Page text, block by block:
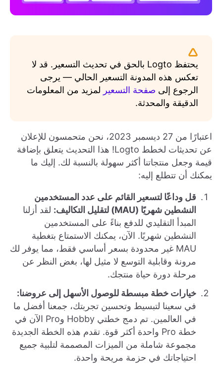
يحتفظ Logto بالحق في تحديث التسعير. قد لا
تعكس هذه المدونة التسعير الحالي — يرجى
الرجوع إلى صفحة التسعير لمزيد من المعلومات
الدقيقة والمحدثة.
اعتبارًا من 27 ديسمبر 2023، نحن متحمسون للإعلان
عن تحديثات لخطط Logto! هذا التحديث يتعلق بإضافة
قيمة وجعل منتجاتنا أكثر سهولة بالنسبة لك. إليك ما
يمكنك أن تتطلع إليه:
قل وداعًا لتسعير القائم على عدد المستخدمين
النشطين شهريًا (MAU) لتقليل التكاليف:
لقد أزلنا
المبدأ التقليدي للدفع بناءً على المستخدمين
النشطين شهريًا. الآن، يمكنك الاستمتاع بتغطية
MAU غير محدودة بسعر أساسي فقط، مما يوفر لك
مرونة وقابلية التوسع لا مثيل لها، بغض النظر عن
مرحلة دورة حياة منتجك.
خيارات خطة مبسطة للوصول الأسهل إلى عروضنا:
في سعينا لتبسيط وتحسين تجربتك، جمعنا أفضل ما
في العالمين. تم دمج خطتي Hobby وPro الآن في
خطة Pro واحدة أكثر قوة. تقدم هذه الخطة الجديدة
مجموعة شاملة من الميزات المصممة لتلبية جميع
احتياجاتك في حزمة مريحة واحدة.